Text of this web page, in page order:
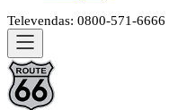
Televendas: 0800-571-6666